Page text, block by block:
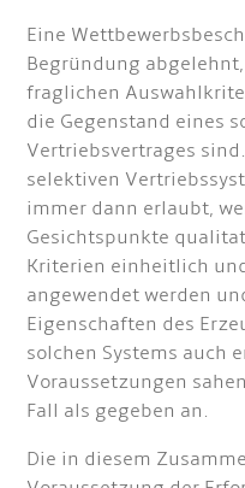
Eine
Begründung
fraglichen
die Gegenstand eines
Vertriebsvertrages
selektiven
immer dann erlaubt,
Gesichtspunkte
Kriterien einheitlich
angewendet werden
Eigenschaften des
solchen Systems auch
Voraussetzungen
Fall als gegeben an.
Die in diesem